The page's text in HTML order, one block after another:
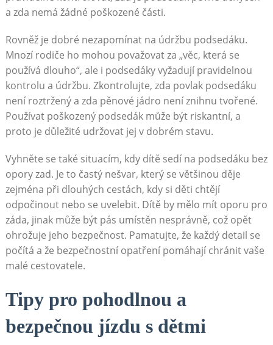
a zda nemá žádné poškozené části.
Rovněž je dobré nezapomínat na údržbu podsedáku.
Mnozí rodiče ho mohou považovat za „věc, která se
používá dlouho“, ale i podsedáky vyžadují pravidelnou
kontrolu a údržbu. Zkontrolujte, zda povlak podsedáku
není roztržený a zda pěnové jádro není znihnu tvořené.
Používat poškozený podsedák může být riskantní, a
proto je důležité udržovat jej v dobrém stavu.
Vyhněte se také situacím, kdy dítě sedí na podsedáku bez
opory zad. Je to častý nešvar, který se většinou děje
zejména při dlouhých cestách, kdy si děti chtějí
odpočinout nebo se uvelebit. Dítě by mělo mít oporu pro
záda, jinak může být pás umístěn nesprávně, což opět
ohrožuje jeho bezpečnost. Pamatujte, že každý detail se
počítá a že bezpečnostní opatření pomáhají chránit vaše
malé cestovatele.
Tipy pro pohodlnou a
bezpečnou jízdu s dětmi